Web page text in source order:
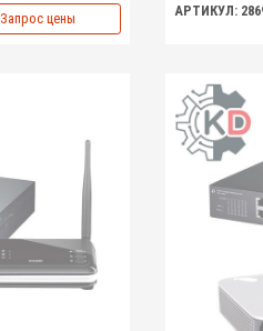
Запрос цены АРТИКУЛ: